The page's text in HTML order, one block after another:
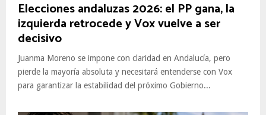
Elecciones andaluzas 2026: el PP gana, la
izquierda retrocede y Vox vuelve a ser
decisivo
Juanma Moreno se impone con claridad en Andalucía, pero
pierde la mayoría absoluta y necesitará entenderse con Vox
para garantizar la estabilidad del próximo Gobierno...